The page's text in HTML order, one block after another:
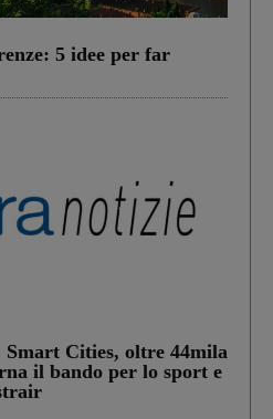
5 idee per far
Smart Cities, oltre 44mila
il bando per lo sport e